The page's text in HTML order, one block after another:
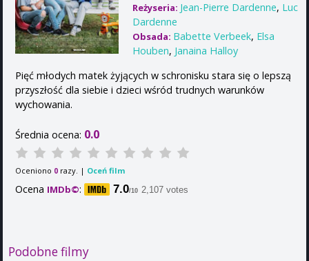
Reżyseria: Jean-Pierre Dardenne, Luc
Dardenne
Obsada: Babette Verbeek, Elsa
Houben, Janaina Halloy
Pięć młodych matek żyjących w schronisku stara się o lepszą
przyszłość dla siebie i dzieci wśród trudnych warunków
wychowania.
Średnia ocena: 0.0
Oceniono 0 razy. | Oceń film
Ocena IMDb©: 7.0/10 2,107 votes
Podobne filmy